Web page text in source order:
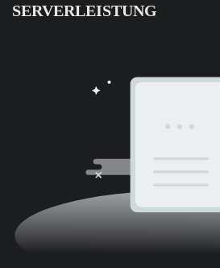
SERVERLEISTUNG